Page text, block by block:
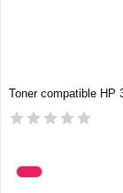
Toner compatible HP